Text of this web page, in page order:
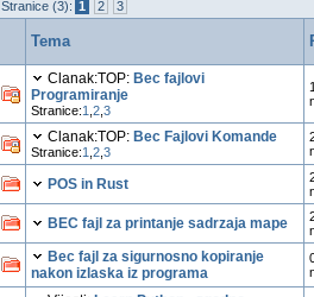
Stranice (3): 1 2 3
Tema
Clanak:TOP: Bec fajlovi
Programiranje
Stranice:1 2, 3
Clanak:TOP: Bec Fajlovi Komande
Stranice:1 2, 3
POS in Rust
BEC fajl za printanje sadrzaja mape
Bec fajl za sigurnosno kopiranje
nakon izlaska iz programa